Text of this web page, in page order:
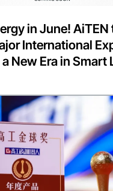
in June! AiTEN
International
New Era in Smart